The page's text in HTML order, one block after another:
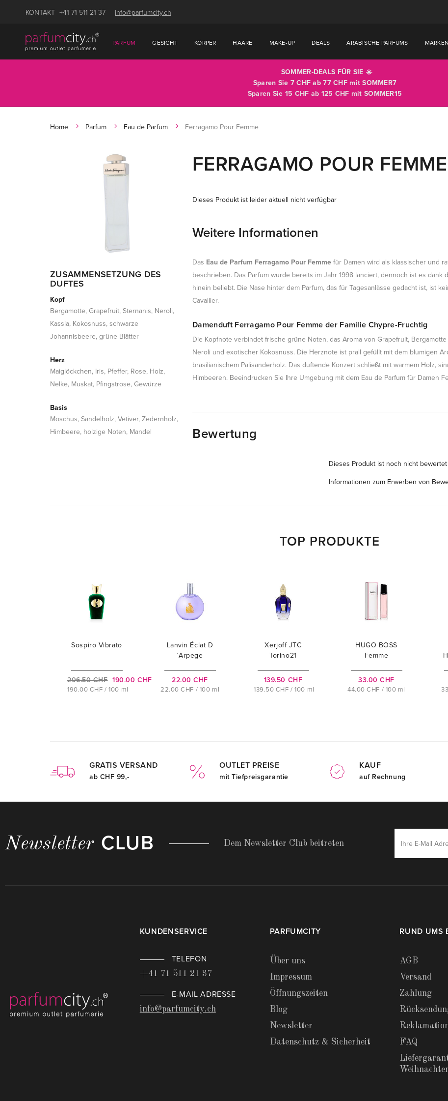
KONTAKT +41 71 511 21 37 info@parfumcity.ch
PARFUM GESICHT KÖRPER HAARE MAKE-UP DEALS ARABISCHE PARFUMS MARKEN
SOMMER-DEALS FÜR SIE ☀️
Sparen Sie 7 CHF ab 77 CHF mitSOMMER7
Sparen Sie 15 CHF ab 125 CHF mit SOMMER15
Home Parfum Eau de Parfum Ferragamo Pour Femme
ZUSAMMENSETZUNG DES
DUFTES
Kopf
Bergamotte, Grapefruit, Sternanis, Neroli,
Kassia, Kokosnuss, schwarze
Johannisbeere, grüne Blätter
Herz
Maiglöckchen, Iris, Pfeffer, Rose, Holz,
Nelke, Muskat, Pfingstrose, Gewürze
Basis
Moschus, Sandelholz, Vetiver, Zedernholz,
Himbeere, holzige Noten, Mandel
FERRAGAMO POUR FEMME
Dieses Produkt ist leider aktuell nicht verfügbar
Weitere Informationen
Das Eau de Parfum Ferragamo Pour Femme für Damen wird als klassischer und
beschrieben. Das Parfum wurde bereits im Jahr 1998 lanciert, dennoch ist es
hinein beliebt. Die Nase hinter dem Parfum, das für Tagesanlässe gedacht ist, ist
Cavallier.
Damenduft Ferragamo Pour Femme der Familie Chypre-Fruchtig
Die Kopfnote verbindet frische grüne Noten, das Aroma von Grapefruit,
Neroli und exotischer Kokosnuss. Die Herznote ist prall gefüllt mit dem blumigen
brasilianischem Palisanderholz. Das duftende Konzert schließt mit warmem Holz,
Himbeeren. Beeindrucken Sie Ihre Umgebung mit dem Eau de Parfum für Damen
Bewertung
Dieses Produkt ist noch nicht
Informationen zum Erwerben von
TOP PRODUKTE
Sospiro Vibrato
206.50 CHF 190.00 CHF
190.00 CHF / 100 ml
Lanvin Éclat D
´Arpege
22.00 CHF
22.00 CHF / 100 ml
Xerjoff JTC
Torino21
139.50 CHF
139.50 CHF / 100 ml
HUGO BOSS
Femme
33.00 CHF
44.00 CHF / 100 ml
GRATIS VERSAND
ab CHF 99,-
OUTLET PREISE
mit Tiefpreisgarantie
KAUF
auf Rechnung
Newsletter CLUB Dem Newsletter Club beitreten
KUNDENSERVICE
TELEFON
+41 71 511 21 37
E-MAIL ADRESSE
info@parfumcity.ch
PARFUMCITY
Über uns
Impressum
Öffnungszeiten
Blog
Newsletter
Datenschutz & Sicherheit
RUND UMS
AGB
Versand
Zahlung
FAQ